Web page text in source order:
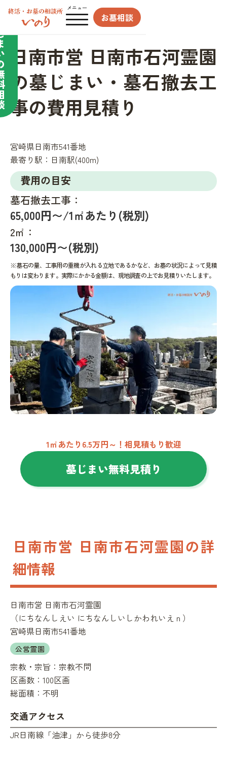
メニュー
お墓相談
日南市営 日南市石河霊園
の墓じまい・墓石撤去工
事の費用見積り
宮崎県日南市541番地
最寄り駅： 日南駅(400m)
費用の目安
墓石撤去工事：
65,000円〜/1㎡あたり(税別)
2㎡：
130,000円〜(税別)
※墓石の量、工事用の重機が入れる立地であるかなど、お墓の状況によって見積
もりは変わります。実際にかかる金額は、現地調査の上でお見積りいたします。
1㎡あたり6.5万円～！相見積もり歓迎
墓じまい無料見積り
日南市営 日南市石河霊園の詳
細情報
日南市営 日南市石河霊園
（にちなんしえい にちなんしいしかわれいえｎ ）
宮崎県日南市541番地
公営霊園
宗教・宗旨： 宗教不問
区画数： 100区画
総面積： 不明
交通アクセス
JR日南線「油津」から徒歩8分